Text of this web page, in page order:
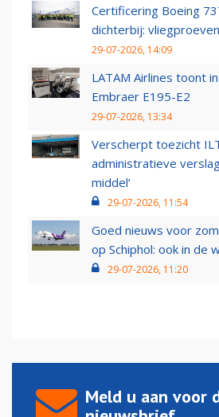
Certificering Boeing
dichterbij:
29-07-2026, 14:09
LATAM Airlines toont
Embraer E195-E2
29-07-2026, 13:34
Verscherpt toezicht
administratieve
middel’
29-07-2026, 11:54
Goed nieuws voor
op Schiphol: ook in de
29-07-2026, 11:20
Meld u aan voor